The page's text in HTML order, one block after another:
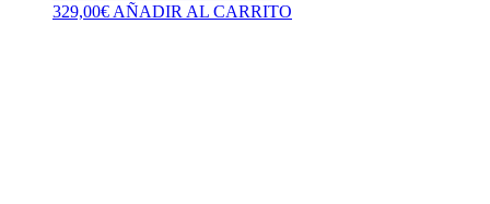
329,00€ AÑADIR AL CARRITO